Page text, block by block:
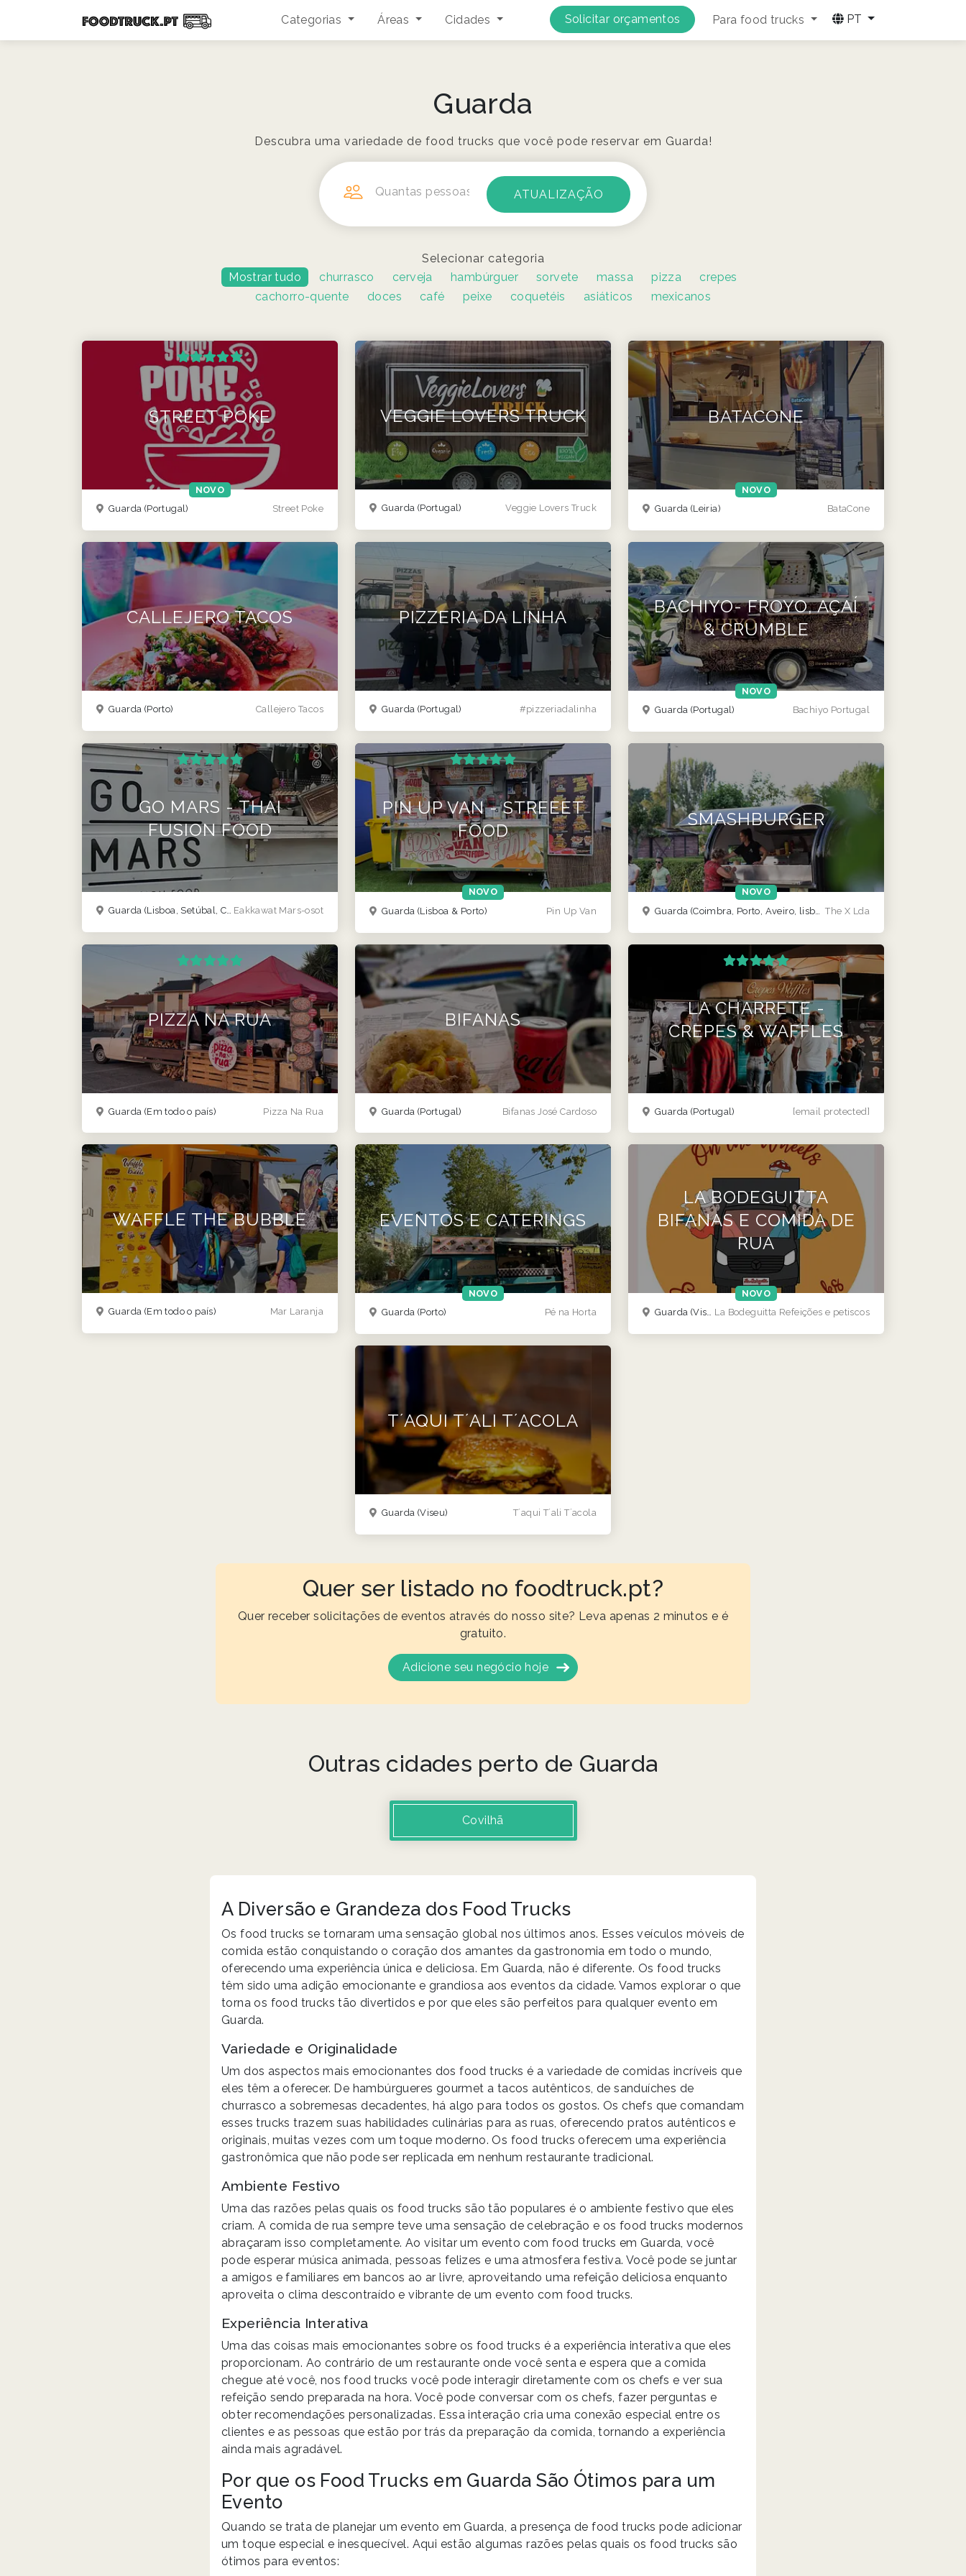
Categorias Áreas Cidades Solicitar orçamentos Para food trucks PT
Guarda
Descubra uma variedade de food trucks que você pode reservar em Guarda!
Quantas pessoas?
Selecionar categoria
Mostrar tudo
churrasco cerveja hambúrguer sorvete massa pizza
crepes
cachorro-quente
doces café peixe coquetéis asiáticos mexicanos
NOVO
STREET POKE
Street Poke
Guarda (Portugal)
VEGGIE LOVERS TRUCK
Veggie Lovers Truck
Guarda (Portugal)
NOVO
BATACONE
BataCone
Guarda (Leiria)
CALLEJERO TACOS
Callejero Tacos
Guarda (Porto)
PIZZERIA DA LINHA
#pizzeriadalinha
Guarda (Portugal)
NOVO
BACHIYO- FROYO, AÇAÍ
& CRUMBLE
Bachiyo Portugal
Guarda (Portugal)
GO MARS - THAI
FUSION FOOD
Eakkawat Mars-osot
Guarda (Lisboa, Setúbal, Coimbra )
NOVO
PIN UP VAN - STREEET
FOOD
Pin Up Van
Guarda (Lisboa & Porto)
NOVO
SMASHBURGER
The X Lda
Guarda (Coimbra, Porto, Aveiro, lisboa)
PIZZA NA RUA
Pizza Na Rua
Guarda (Em todo o país)
BIFANAS
Bifanas José Cardoso
Guarda (Portugal)
LA CHARRETE -
CREPES & WAFFLES
[email protected]
Guarda (Portugal)
WAFFLE THE BUBBLE
Mar Laranja
Guarda (Em todo o país)
NOVO
EVENTOS E CATERINGS
Pé na Horta
Guarda (Porto)
NOVO
LA BODEGUITTA
BIFANAS E COMIDA DE
RUA
La Bodeguitta Refeições e petiscos
Guarda (Viseu Coimbra guarda norte )
T´AQUI T´ALI T´ACOLA
T´aqui T´ali T´acola
Guarda (Viseu)
Quer ser listado no foodtruck.pt?
Quer receber solicitações de eventos através do nosso site? Leva apenas 2 minutos e é
gratuito.
Adicione seu negócio hoje
Outras cidades perto de Guarda
Covilhã
A Diversão e Grandeza dos Food Trucks
Os food trucks se tornaram uma sensação global nos últimos anos. Esses veículos móveis de
comida estão conquistando o coração dos amantes da gastronomia em todo o mundo,
oferecendo uma experiência única e deliciosa. Em Guarda, não é diferente. Os food trucks
têm sido uma adição emocionante e grandiosa aos eventos da cidade. Vamos explorar o que
torna os food trucks tão divertidos e por que eles são perfeitos para qualquer evento em
Guarda.
Variedade e Originalidade
Um dos aspectos mais emocionantes dos food trucks é a variedade de comidas incríveis que
eles têm a oferecer. De hambúrgueres gourmet a tacos autênticos, de sanduíches de
churrasco a sobremesas decadentes, há algo para todos os gostos. Os chefs que comandam
esses trucks trazem suas habilidades culinárias para as ruas, oferecendo pratos autênticos e
originais, muitas vezes com um toque moderno. Os food trucks oferecem uma experiência
gastronômica que não pode ser replicada em nenhum restaurante tradicional.
Ambiente Festivo
Uma das razões pelas quais os food trucks são tão populares é o ambiente festivo que eles
criam. A comida de rua sempre teve uma sensação de celebração e os food trucks modernos
abraçaram isso completamente. Ao visitar um evento com food trucks em Guarda, você
pode esperar música animada, pessoas felizes e uma atmosfera festiva. Você pode se juntar
a amigos e familiares em bancos ao ar livre, aproveitando uma refeição deliciosa enquanto
aproveita o clima descontraído e vibrante de um evento com food trucks.
Experiência Interativa
Uma das coisas mais emocionantes sobre os food trucks é a experiência interativa que eles
proporcionam. Ao contrário de um restaurante onde você senta e espera que a comida
chegue até você, nos food trucks você pode interagir diretamente com os chefs e ver sua
refeição sendo preparada na hora. Você pode conversar com os chefs, fazer perguntas e
obter recomendações personalizadas. Essa interação cria uma conexão especial entre os
clientes e as pessoas que estão por trás da preparação da comida, tornando a experiência
ainda mais agradável.
Por que os Food Trucks em Guarda São Ótimos para um
Evento
Quando se trata de planejar um evento em Guarda, a presença de food trucks pode adicionar
um toque especial e inesquecível. Aqui estão algumas razões pelas quais os food trucks são
ótimos para eventos: